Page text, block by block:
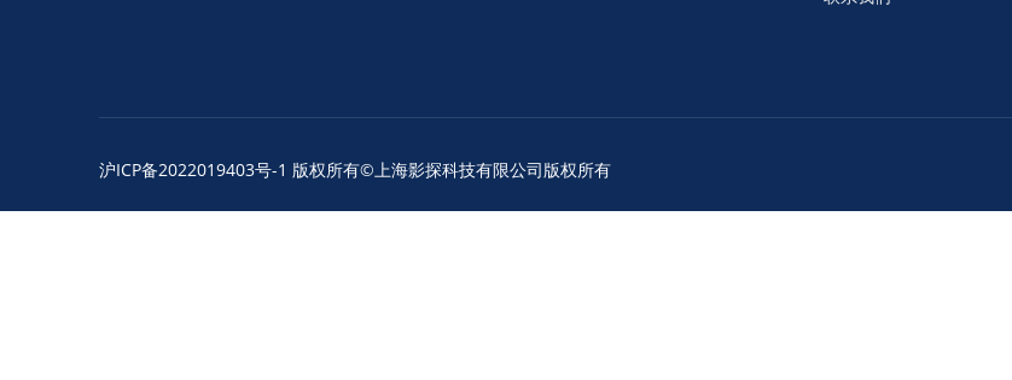
沪ICP备2022019403号-1 版权所有©上海影探科技有限公司版权所有